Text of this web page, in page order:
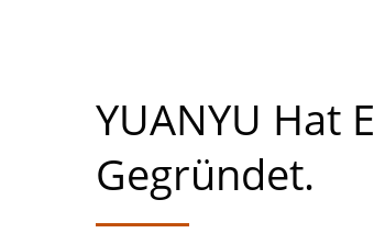
YUANYU Hat
Gegründet.